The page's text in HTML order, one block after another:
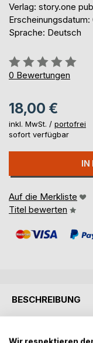
Verlag: story.one
Erscheinungsdatum:
Sprache: Deutsch
Bewertung::
0%
0 Bewertungen
18,00 €
inkl. MwSt. / portofrei
sofort verfügbar
IN
Auf die Merkliste
Titel bewerten
BESCHREIBUNG